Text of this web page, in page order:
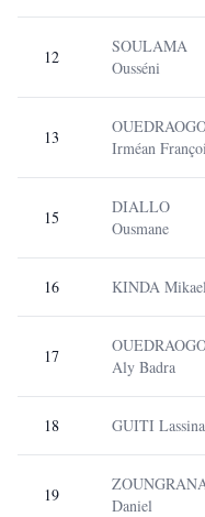
12
SOULAMA
Ousséni
13
Irméan
15
DIALLO
Ousmane
16 KINDA
17
Aly Badra
18 GUITI Lassina
19
Daniel